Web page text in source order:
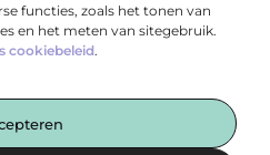
functies, zoals het tonen van
en het meten van sitegebruik.
cookiebeleid.
in je dagelijks leven
delen we verhalen, inspiratie
anders zijn. Van creatieve
perspectieven.